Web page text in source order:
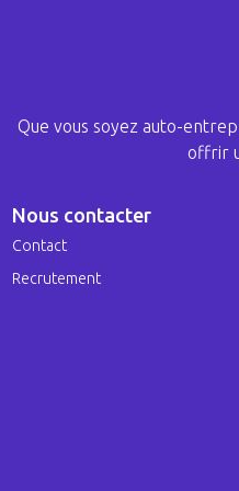
Que vous soyez auto-
offrir
Nous contacter
Contact
Recrutement